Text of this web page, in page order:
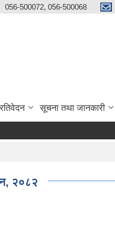
056-500072, 056-500068
सूचना तथा जानकारी
२०८२